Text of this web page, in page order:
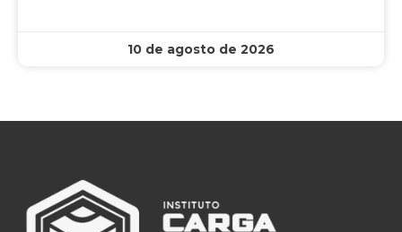
10 de agosto de 2026